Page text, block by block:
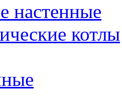
настенные
котлы